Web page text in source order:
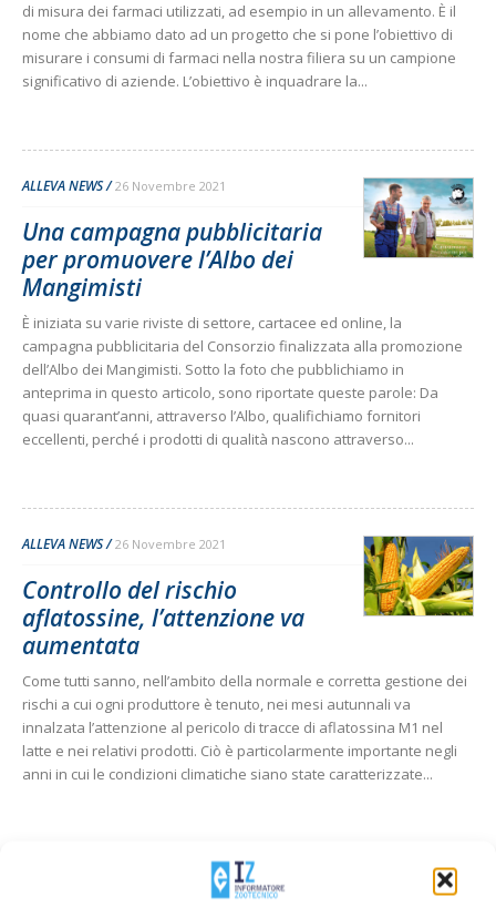
di misura dei farmaci utilizzati, ad esempio in un allevamento. È il
nome che abbiamo dato ad un progetto che si pone l’obiettivo di
misurare i consumi di farmaci nella nostra filiera su un campione
significativo di aziende. L’obiettivo è inquadrare la...
ALLEVA NEWS 26 Novembre 2021
Una campagna pubblicitaria
per promuovere l’Albo dei
Mangimisti
È iniziata su varie riviste di settore, cartacee ed online, la
campagna pubblicitaria del Consorzio finalizzata alla promozione
dell’Albo dei Mangimisti. Sotto la foto che pubblichiamo in
anteprima in questo articolo, sono riportate queste parole: Da
quasi quarant’anni, attraverso l’Albo, qualifichiamo fornitori
eccellenti, perché i prodotti di qualità nascono attraverso...
ALLEVA NEWS 26 Novembre 2021
Controllo del rischio
aflatossine, l’attenzione va
aumentata
Come tutti sanno, nell’ambito della normale e corretta gestione dei
rischi a cui ogni produttore è tenuto, nei mesi autunnali va
innalzata l’attenzione al pericolo di tracce di aflatossina M1 nel
latte e nei relativi prodotti. Ciò è particolarmente importante negli
anni in cui le condizioni climatiche siano state caratterizzate...
26 Novembre 2021